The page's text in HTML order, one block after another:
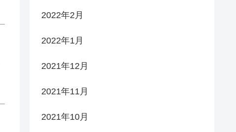
2022年2月
2022年1月
2021年12月
2021年11月
2021年10月